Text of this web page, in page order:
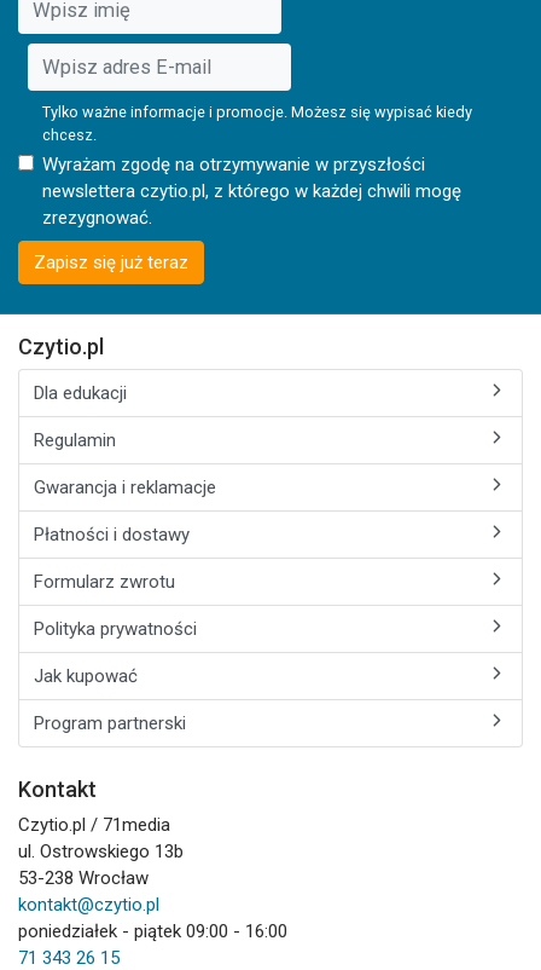
Tylko ważne informacje i promocje. Możesz się wypisać kiedy
chcesz.
Wyrażam zgodę na otrzymywanie w przyszłości
newslettera czytio.pl, z którego w każdej chwili mogę
zrezygnować.
Zapisz się już teraz
Czytio.pl
Dla edukacji
Regulamin
Gwarancja i reklamacje
Płatności i dostawy
Formularz zwrotu
Polityka prywatności
Jak kupować
Program partnerski
Kontakt
Czytio.pl / 71media
ul. Ostrowskiego 13b
53-238 Wrocław
kontakt@czytio.pl
poniedziałek - piątek 09:00 - 16:00
71 343 26 15